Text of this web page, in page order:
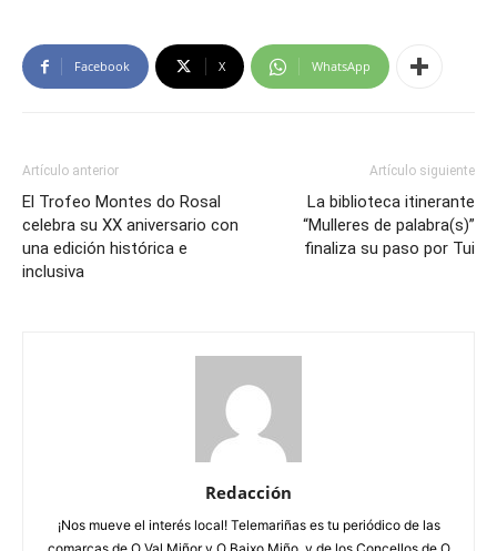
Facebook X WhatsApp
Artículo anterior
El Trofeo Montes do Rosal
celebra su XX aniversario con
una edición histórica e
inclusiva
Artículo siguiente
La biblioteca itinerante
“Mulleres de palabra(s)”
finaliza su paso por Tui
Redacción
¡Nos mueve el interés local! Telemariñas es tu periódico de las